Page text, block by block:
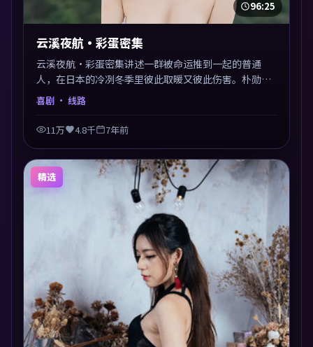
96:25
云溪夜航·彩蛋密集
云溪夜航·彩蛋密集讲述一群被命运推到一起的普通
人，在日本的冷冽冬季里彼此取暖又彼此伤害。朴勋政
以喜剧类型外壳探讨信任与背叛，映后讨论度颇高。片
尾留白开放解读，关于“选择”的主题余音绕梁。
喜剧 · 线路
11万 4.8千 7年前
精选